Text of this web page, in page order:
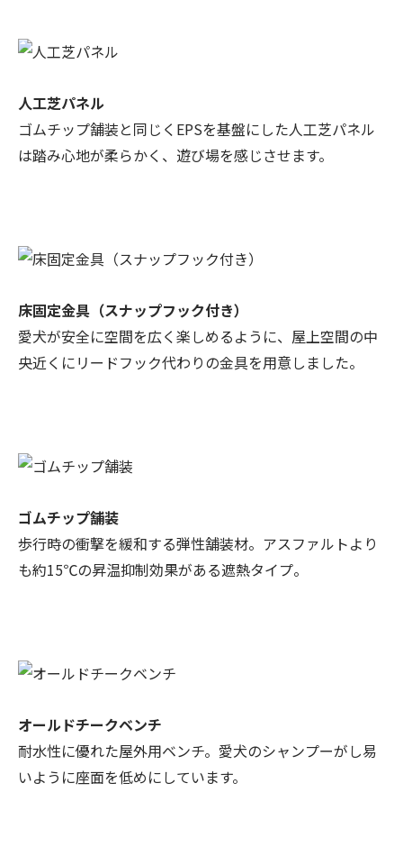
人工芝パネル
ゴムチップ舗装と同じくEPSを基盤にした人工芝パネル
は踏み心地が柔らかく、遊び場を感じさせます。
床固定金具（スナップフック付き）
愛犬が安全に空間を広く楽しめるように、屋上空間の中
央近くにリードフック代わりの金具を用意しました。
ゴムチップ舗装
歩行時の衝撃を緩和する弾性舗装材。アスファルトより
も約15℃の昇温抑制効果がある遮熱タイプ。
オールドチークベンチ
耐水性に優れた屋外用ベンチ。愛犬のシャンプーがし易
いように座面を低めにしています。